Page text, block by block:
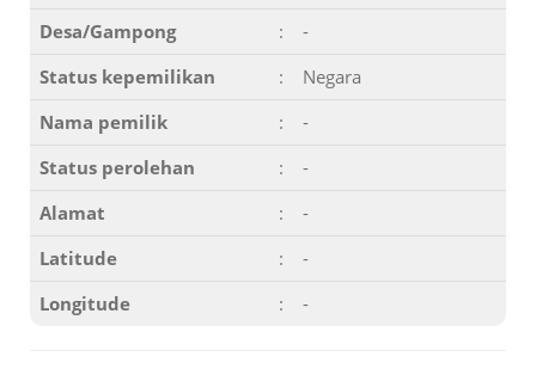
Desa/Gampong
:
-
Status kepemilikan
:
Negara
Nama pemilik
:
-
Status perolehan
:
-
Alamat
:
-
Latitude
:
-
Longitude
: -